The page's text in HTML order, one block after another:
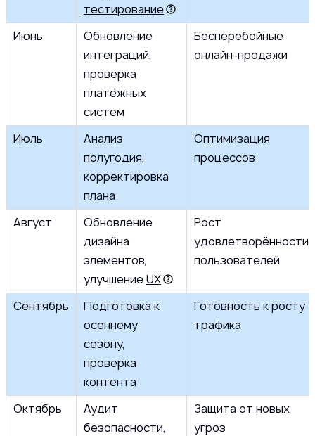
тестирование
Июнь
Обновление
интеграций,
проверка
платёжных
систем
Бесперебойные
онлайн-продажи
Июль
Анализ
полугодия,
корректировка
плана
Оптимизация
процессов
Август
Обновление
дизайна
элементов,
улучшениеUX
Рост
удовлетворённости
пользователей
Сентябрь
Подготовка к
осеннему
сезону,
проверка
контента
Готовность к росту
трафика
Октябрь
Аудит
безопасности,
Защита от новых
угроз